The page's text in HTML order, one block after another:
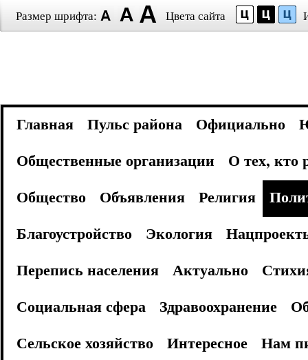
Размер шрифта: Цвета сайта
Главная Пульс района Официально
Общественные организации
О тех, кто
Общество
Объявления Религия
Благоустройство
Экология
Перепись населения
Актуально
Социальная сфера
Здравоохранение
Сельское хозяйство
Интересное
Нам